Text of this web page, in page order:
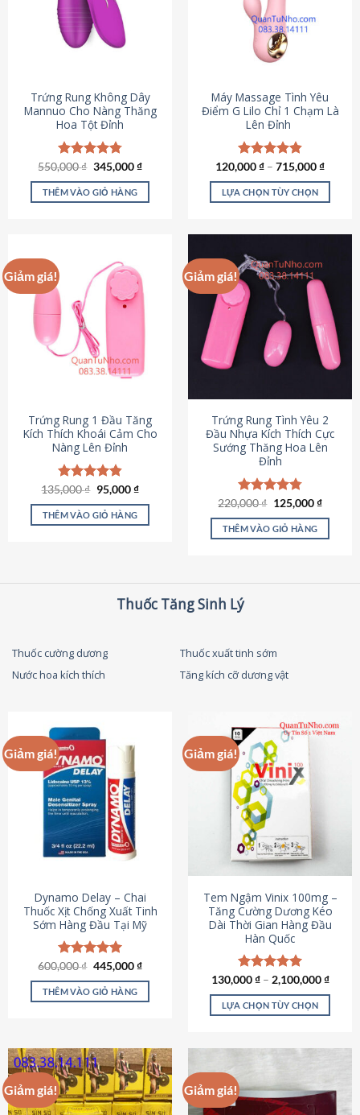
Trứng Rung Không Dây
Mannuo Cho Nàng Thăng
Hoa Tột Đỉnh
Được xếp
hạng4.81
5 sao
550,000₫ Giá
là:
550,000 ₫.
345,000₫Giá
tại
THÊM VÀO GIỎ HÀNG
Máy Massage Tình Yêu
Điểm G Lilo Chỉ 1 Chạm Là
Lên Đỉnh
Được xếp
hạng4.85
5 sao
120,000₫ – 715,000₫
LỰA CHỌN TÙY CHỌN
có
nhiều
biến
thể.
Các
tùy
chọn
được
chọn
trên
trang
sản
phẩm
Giảm giá!
Trứng Rung 1 Đầu Tăng
Kích Thích Khoái Cảm Cho
Nàng Lên Đỉnh
Được xếp
hạng4.87
5 sao
135,000₫ Giá
gốc
là:
135,000 ₫.
95,000₫Giá
tại
THÊM VÀO GIỎ HÀNG
Giảm giá!
Trứng Rung Tình Yêu 2
Đầu Nhựa Kích Thích Cực
Sướng Thăng Hoa Lên
Đỉnh
Được xếp
hạng4.79
5 sao
220,000₫ Giá
là:
220,000 ₫.
125,000₫Giá
tại
THÊM VÀO GIỎ HÀNG
Thuốc Tăng Sinh Lý
Thuốc cường dương
Thuốc xuất tinh sớm
Nước hoa kích thích
Tăng kích cỡ dương vật
Giảm giá!
Dynamo Delay – Chai
Thuốc Xịt Chống Xuất Tinh
Sớm Hàng Đầu Tại Mỹ
Được xếp
hạng5.00
5 sao
600,000₫ Giá
là:
600,000 ₫.
445,000₫Giá
tại
THÊM VÀO GIỎ HÀNG
Giảm giá!
Tem Ngậm Vinix 100mg –
Tăng Cường Dương Kéo
Dài Thời Gian Hàng Đầu
Hàn Quốc
Được xếp
hạng5.00
5 sao
130,000₫– 2,100,000₫
LỰA CHỌN TÙY CHỌN
nhiều
biến
Giảm giá! Giảm giá!